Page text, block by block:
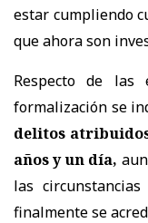
estar cumpliendo
que ahora son
Respecto de las
formalización se
delitos
años y un día,
las
finalmente se